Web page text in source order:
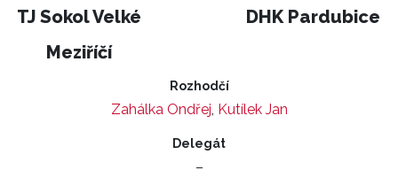
TJ Sokol Velké
Meziříčí
DHK Pardubice
Rozhodčí
Zahálka Ondřej, Kutílek Jan
Delegát
–